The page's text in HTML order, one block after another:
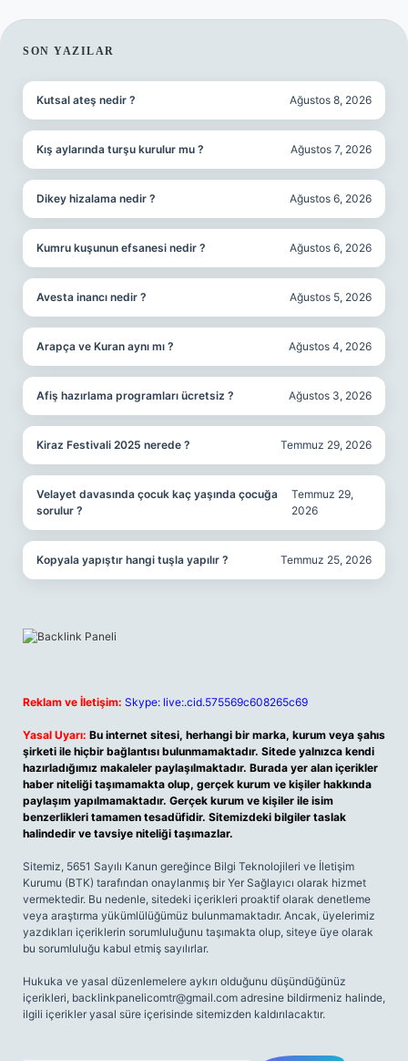
SIDEBAR
SON YAZILAR
Kutsal ateş nedir ? Ağustos 8, 2026
Kış aylarında turşu kurulur mu ? Ağustos 7, 2026
Dikey hizalama nedir ? Ağustos 6, 2026
Kumru kuşunun efsanesi nedir ? Ağustos 6, 2026
Avesta inancı nedir ? Ağustos 5, 2026
Arapça ve Kuran aynı mı ? Ağustos 4, 2026
Afiş hazırlama programları ücretsiz ? Ağustos 3, 2026
Kiraz Festivali 2025 nerede ? Temmuz 29, 2026
Velayet davasında çocuk kaç yaşında çocuğa
sorulur ?
Temmuz 29,
2026
Kopyala yapıştır hangi tuşla yapılır ? Temmuz 25, 2026
Reklam ve İletişim: Skype: live:.cid.575569c608265c69
Yasal Uyarı: Bu internet sitesi, herhangi bir marka, kurum veya şahıs
şirketi ile hiçbir bağlantısı bulunmamaktadır. Sitede yalnızca kendi
hazırladığımız makaleler paylaşılmaktadır. Burada yer alan içerikler
haber niteliği taşımamakta olup, gerçek kurum ve kişiler hakkında
paylaşım yapılmamaktadır. Gerçek kurum ve kişiler ile isim
benzerlikleri tamamen tesadüfidir. Sitemizdeki bilgiler taslak
halindedir ve tavsiye niteliği taşımazlar.
Sitemiz, 5651 Sayılı Kanun gereğince Bilgi Teknolojileri ve İletişim
Kurumu (BTK) tarafından onaylanmış bir Yer Sağlayıcı olarak hizmet
vermektedir. Bu nedenle, sitedeki içerikleri proaktif olarak denetleme
veya araştırma yükümlülüğümüz bulunmamaktadır. Ancak, üyelerimiz
yazdıkları içeriklerin sorumluluğunu taşımakta olup, siteye üye olarak
bu sorumluluğu kabul etmiş sayılırlar.
Hukuka ve yasal düzenlemelere aykırı olduğunu düşündüğünüz
içerikleri, backlinkpanelicomtr@gmail.com adresine bildirmeniz halinde,
ilgili içerikler yasal süre içerisinde sitemizden kaldırılacaktır.